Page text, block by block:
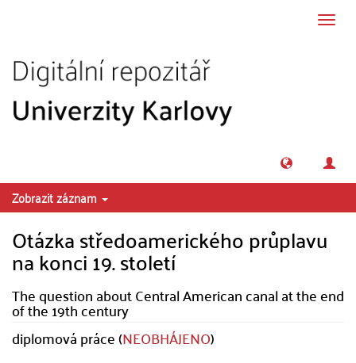
Zobrazit záznam
Otázka středoamerického průplavu
na konci 19. století
The question about Central American canal at the end
of the 19th century
diplomová práce (NEOBHÁJENO)